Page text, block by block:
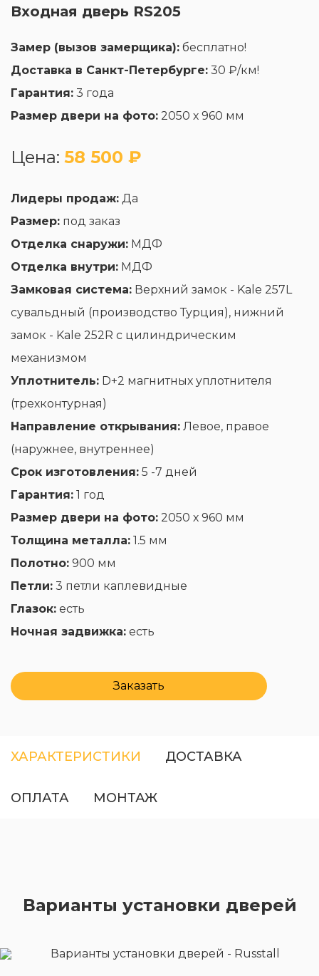
Входная дверь RS205
Замер (вызов замерщика): бесплатно!
Доставка в Санкт-Петербурге: 30 ₽/км!
Гарантия: 3 года
Размер двери на фото: 2050 х 960 мм
Цена: 58 500 ₽
Лидеры продаж: Да
Размер: под заказ
Отделка снаружи: МДФ
Отделка внутри: МДФ
Замковая система: Верхний замок - Kale 257L
сувальдный (производство Турция), нижний
замок - Kale 252R с цилиндрическим
механизмом
Уплотнитель: D+2 магнитных уплотнителя
(трехконтурная)
Направление открывания: Левое, правое
(наружнее, внутреннее)
Срок изготовления: 5 -7 дней
Гарантия: 1 год
Размер двери на фото: 2050 х 960 мм
Толщина металла: 1.5 мм
Полотно: 900 мм
Петли: 3 петли каплевидные
Глазок: есть
Ночная задвижка: есть
Заказать
ХАРАКТЕРИСТИКИ ДОСТАВКА
ОПЛАТА МОНТАЖ
Варианты установки дверей